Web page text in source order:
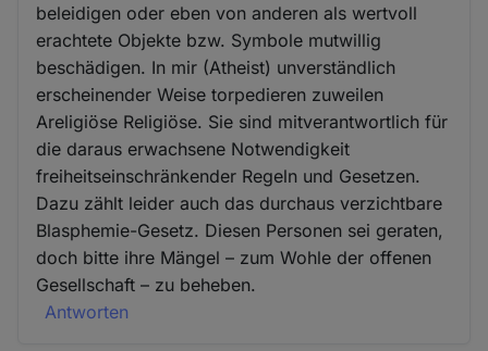
beleidigen oder eben von anderen als wertvoll
erachtete Objekte bzw. Symbole mutwillig
beschädigen. In mir (Atheist) unverständlich
erscheinender Weise torpedieren zuweilen
Areligiöse Religiöse. Sie sind mitverantwortlich für
die daraus erwachsene Notwendigkeit
freiheitseinschränkender Regeln und Gesetzen.
Dazu zählt leider auch das durchaus verzichtbare
Blasphemie-Gesetz. Diesen Personen sei geraten,
doch bitte ihre Mängel – zum Wohle der offenen
Gesellschaft – zu beheben.
Antworten